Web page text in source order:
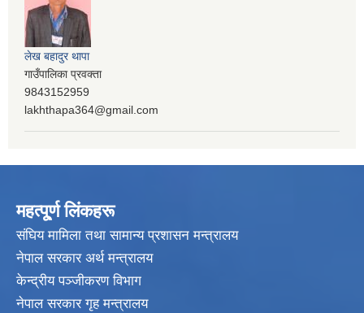
लेख बहादुर थापा
गाउँपालिका प्रवक्ता
9843152959
lakhthapa364@gmail.com
महत्पू्र्ण लिंकहरू
संघिय मामिला तथा सामान्य प्रशासन मन्त्रालय
नेपाल सरकार अर्थ मन्त्रालय
केन्द्रीय पञ्जीकरण विभाग
नेपाल सरकार गृह मन्त्रालय